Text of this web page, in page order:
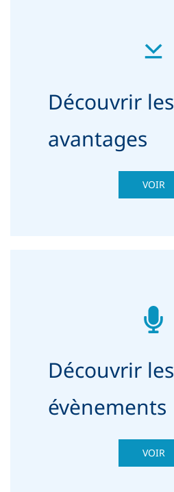
Découvrir les
avantages
VOIR
Découvrir les
évènements
VOIR